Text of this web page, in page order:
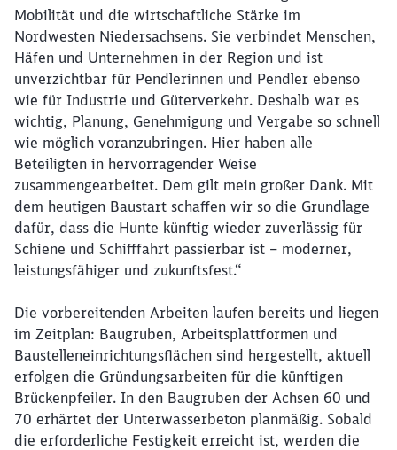
Mobilität und die wirtschaftliche Stärke im
Nordwesten Niedersachsens. Sie verbindet Menschen,
Häfen und Unternehmen in der Region und ist
unverzichtbar für Pendlerinnen und Pendler ebenso
wie für Industrie und Güterverkehr. Deshalb war es
wichtig, Planung, Genehmigung und Vergabe so schnell
wie möglich voranzubringen. Hier haben alle
Beteiligten in hervorragender Weise
zusammengearbeitet. Dem gilt mein großer Dank. Mit
dem heutigen Baustart schaffen wir so die Grundlage
dafür, dass die Hunte künftig wieder zuverlässig für
Schiene und Schifffahrt passierbar ist – moderner,
leistungsfähiger und zukunftsfest.“
Die vorbereitenden Arbeiten laufen bereits und liegen
im Zeitplan: Baugruben, Arbeitsplattformen und
Baustelleneinrichtungsflächen sind hergestellt, aktuell
erfolgen die Gründungsarbeiten für die künftigen
Brückenpfeiler. In den Baugruben der Achsen 60 und
70 erhärtet der Unterwasserbeton planmäßig. Sobald
die erforderliche Festigkeit erreicht ist, werden die
Schließen
Möchten Sie zuweitergeleitet
werden?
Abbrechen Weiter